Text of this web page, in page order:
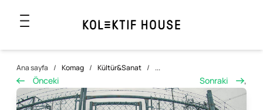
Ana sayfa / Komag / Kültür&Sanat / ...
Önceki Sonraki ,